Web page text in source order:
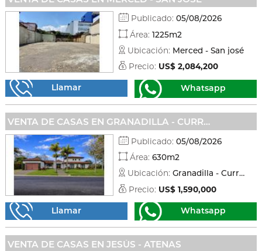
Publicado: 05/08/2026
Área: 1225m2
Ubicación: Merced - San josé
Precio: US$ 2,084,200
Llamar Whatsapp
VENTA DE CASAS EN GRANADILLA - CURRIDABAT
Publicado: 05/08/2026
Área: 630m2
Ubicación:
Granadilla - Curridabat
Precio: US$ 1,590,000
Llamar Whatsapp
VENTA DE CASAS EN JESÚS - ATENAS